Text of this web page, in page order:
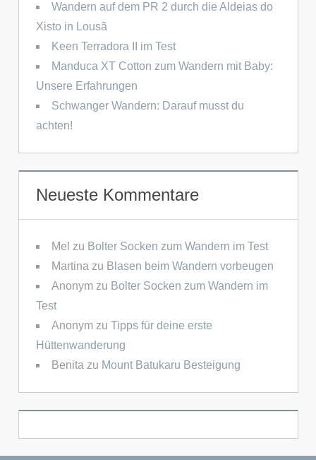
Wandern auf dem PR 2 durch die Aldeias do
Xisto in Lousã
Keen Terradora II im Test
Manduca XT Cotton zum Wandern mit Baby:
Unsere Erfahrungen
Schwanger Wandern: Darauf musst du
achten!
Neueste Kommentare
Mel zu Bolter Socken zum Wandern im Test
Martina zu Blasen beim Wandern vorbeugen
Anonymzu Bolter Socken zum Wandern im
Test
Anonymzu Tipps für deine erste
Hüttenwanderung
Benita zu Mount Batukaru Besteigung